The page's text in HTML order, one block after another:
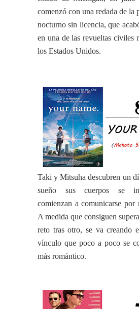
comenzó con una redada de la
nocturno sin licencia, que
en una de las revueltas civiles
los Estados Unidos.
Taki y Mitsuha descubren un
sueño sus cuerpos se
comienzan a comunicarse por
A medida que consiguen
reto tras otro, se va creando
vínculo que poco a poco se
más romántico.